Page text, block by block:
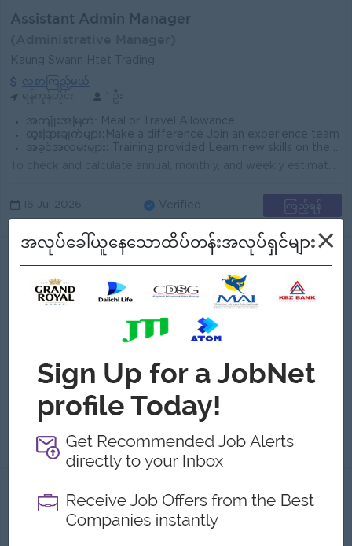
Assistant Admin Manager
Kaung Swann Htet Trading
လစာကြည့်မယ်
အကျိုးအမြတ်: Meal or Travel Allowance
ထူးခြားချက်များ: Make a difference Join an experience team
အခွင့်အလမ်းများ:
Training provided Learn new skills on the job
16 Jul 2026 Verified ကြည့်ရန်
Admin Assistant
(Administrative Assistant)
ABC Beauty Co.,Ltd. (Bella Cosmetics)
1 ဦး
အကျိုးအမြတ်: ဖယ်ရီစီစဉ်ပေးပါသည်။ (သတ်မှတ်လမ်းကြောင်းအတိုင်းဖြစ်ပါသည်)
ထူးခြားချက်များ: Fun Working environment International Standards Make a difference Join an experienced team
အခွင့်အလမ်းများ:
Training Provided Learn new skills on the job Promotion opportunities Management potential
08 Jul 2026 Verified ကြည့်ရန်
HR & Admin Assistant
(HR & Admin)
အလုပ်ခေါ်ယူနေသောထိပ်တန်းအလုပ်ရှင်များ×